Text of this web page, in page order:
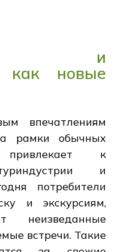
и
как новые
впечатлениям
рамки обычных
к
и
потребители
и экскурсиям,
неизведанные
встречи. Такие